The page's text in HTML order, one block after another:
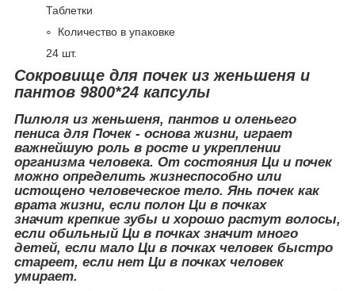
Таблетки
Количество в упаковке
24 шт.
Сокровище для почек из женьшеня и
пантов 9800*24 капсулы
Пилюля из женьшеня, пантов и оленьего
пениса для Почек - основа жизни, играет
важнейшую роль в росте и укреплении
организма человека. От состояния Ци и почек
можно определить жизнеспособно или
истощено человеческое тело. Янь почек как
врата жизни, если полон Ци в почках
значит крепкие зубы и хорошо растут волосы,
если обильный Ци в почках значит много
детей, если мало Ци в почках человек быстро
стареет, если нет Ци в почках человек
умирает.